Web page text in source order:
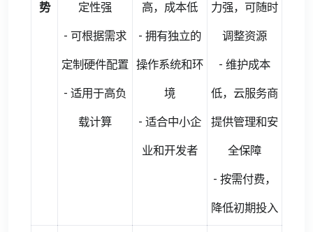
势 定性强
- 可根据需求
定制硬件配置
- 适用于高负
载计算
高，成本低
- 拥有独立的
操作系统和环
境
- 适合中小企
业和开发者
力强，可随时
调整资源
- 维护成本
低，云服务商
提供管理和安
全保障
- 按需付费，
降低初期投入